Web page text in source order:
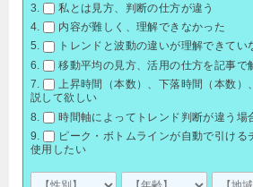
私とは見方、判断の仕方が違う
内容が難しく、理解できなかった
トレンドと波動の違いが理解できてい
移動平均の見方、活用の仕方を記事で
上昇時間（本数）、下落時間（本数）
説して欲しい
時間軸によってトレンド判断が違う場
ピーク・ボトムラインが自動で引ける
使用したい